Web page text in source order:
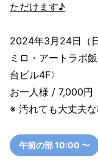
ただけます♪
2024年3月24日（日
ミロ・アートラボ
台ビル4F〉
お一人様 / 7,000円
※ 汚れても大丈夫な
午前の部 10:00 〜